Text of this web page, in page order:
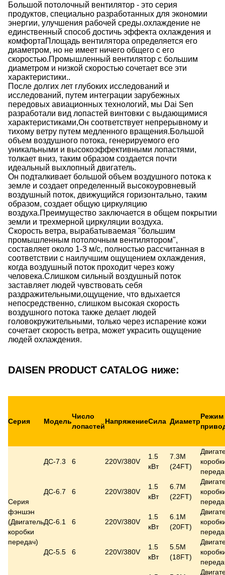
Большой потолочный вентилятор - это серия
продуктов, специально разработанных для экономии
энергии, улучшения рабочей среды.охлаждение не
единственный способ достичь эффекта охлаждения и
комфортаПлощадь вентилятора определяется его
диаметром, но не имеет ничего общего с его
скоростью.Промышленный вентилятор с большим
диаметром и низкой скоростью сочетает все эти
характеристики..
После долгих лет глубоких исследований и
исследований, путем интеграции зарубежных
передовых авиационных технологий, мы Dai Sen
разработали вид лопастей винтовки с выдающимися
характеристиками,Он соответствует непрерывному и
тихому ветру путем медленного вращения.Большой
объем воздушного потока, генерируемого его
уникальными и высокоэффективными лопастями,
толкает вниз, таким образом создается почти
идеальный выхлопный двигатель.
Он подталкивает большой объем воздушного потока к
земле и создает определенный высокоуровневый
воздушный поток, движущийся горизонтально, таким
образом, создает общую циркуляцию
воздуха.Преимущество заключается в общем покрытии
земли и трехмерной циркуляции воздуха.
Скорость ветра, вырабатываемая "большим
промышленным потолочным вентилятором",
составляет около 1-3 м/с, полностью рассчитанная в
соответствии с наилучшим ощущением охлаждения,
когда воздушный поток проходит через кожу
человека.Слишком сильный воздушный поток
заставляет людей чувствовать себя
раздражительными,ощущение, что вдыхается
непосредственно, слишком высокая скорость
воздушного потока также делает людей
головокружительными, только через испарение кожи
сочетает скорость ветра, может украсить ощущение
людей охлаждения.
DAISEN PRODUCT CATALOG ниже:
Серия Модель
Число
лопастей
НапряжениеСила Диаметр
Режим
Серия
фэншэн
(Двигатель
коробки
передач)
ДС-7.3 6 220V/380V
1.5
кВт
7.3M
(24FT)
ДС-6.7 6 220V/380V
1.5
кВт
6.7M
(22FT)
ДС-6.1 6 220V/380V
1.5
кВт
6.1M
(20FT)
ДС-5.5 6 220V/380V
1.5
кВт
5.5M
(18FT)